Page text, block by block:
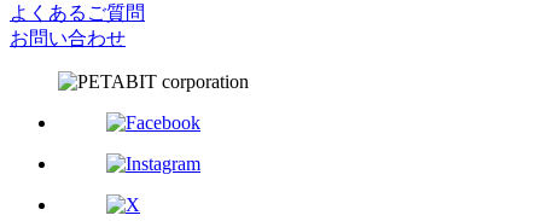
よくあるご質問
お問い合わせ